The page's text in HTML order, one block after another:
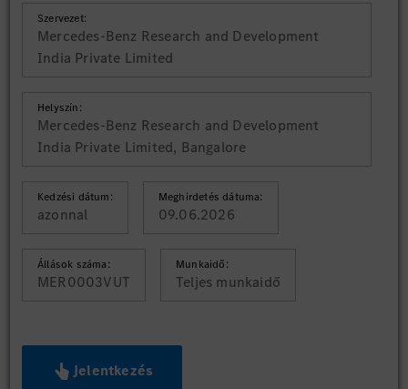
Szervezet:
Mercedes-Benz Research and Development
India Private Limited
Helyszín:
Mercedes-Benz Research and Development
India Private Limited, Bangalore
Kedzési dátum:
azonnal
Meghirdetés dátuma:
09.06.2026
Állások száma:
MER0003VUT
Munkaidő:
Teljes munkaidő
Jelentkezés